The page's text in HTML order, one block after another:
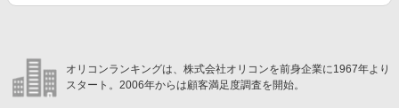
オリコンランキングは、株式会社オリコンを前身企業に1967年より
スタート。2006年からは顧客満足度調査を開始。